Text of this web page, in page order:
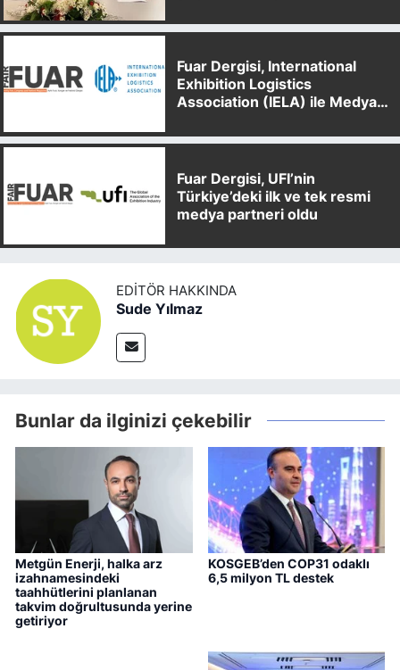
Fuar Dergisi, International
Exhibition Logistics
Association (IELA) ile Medya
Fuar Dergisi, UFI’nin
Türkiye’deki ilk ve tek resmi
medya partneri oldu
EDITÖR HAKKINDA
Sude Yılmaz
Bunlar da ilginizi çekebilir
Metgün Enerji, halka arz
izahnamesindeki
taahhütlerini planlanan
takvim doğrultusunda yerine
getiriyor
KOSGEB’den COP31 odaklı
6,5 milyon TL destek